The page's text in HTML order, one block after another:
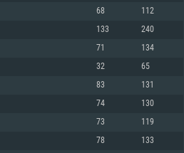
하는 AMD Radeon 77XX / NVIDIA
: 720p
이언트)
(Intel Xeon 은 지원하지 않습니다)
Iris Pro 5200 (Mac), 혹은 이와 비슷한 성
최소 해상도: 720p
이언트)
신 그래픽 드라이버를 지원하는 NVIDIA
성능을 가지며 최신 그래픽 드라이버를 지
지원 해상도 720p)
이언트)
68 112
133 240
71 134
32 65
83 131
74 130
73 119
78 133